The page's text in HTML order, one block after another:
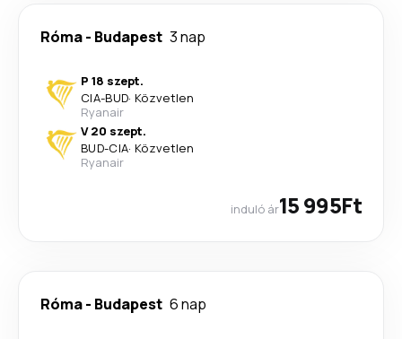
Róma- Budapest 3 nap
P 18 szept.
CIA-BUD· Közvetlen
Ryanair
V 20 szept.
BUD-CIA· Közvetlen
Ryanair
induló ár15 995Ft
Róma- Budapest 6 nap